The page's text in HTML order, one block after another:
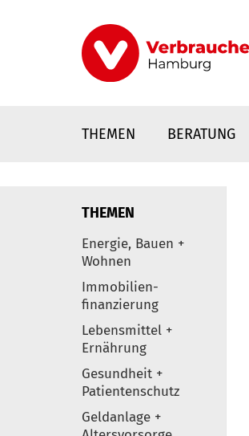
THEMEN BERATUNG
Elemente
THEMEN
Energie, Bauen +
Wohnen
Immobilien-
finanzierung
Lebensmittel +
Ernährung
Gesundheit +
Patientenschutz
Geldanlage +